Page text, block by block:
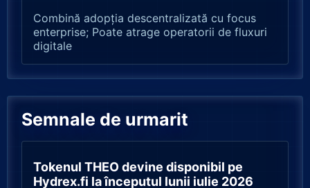
Combină adopția descentralizată cu focus
enterprise; Poate atrage operatorii de fluxuri
digitale
Semnale de urmarit
Tokenul THEO devine disponibil pe
Hydrex.fi la începutul lunii iulie 2026